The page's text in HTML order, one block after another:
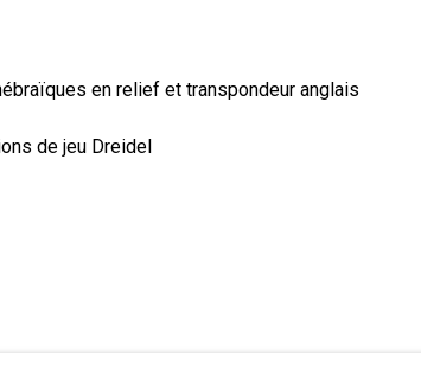
en relief et transpondeur anglais
de jeu Dreidel